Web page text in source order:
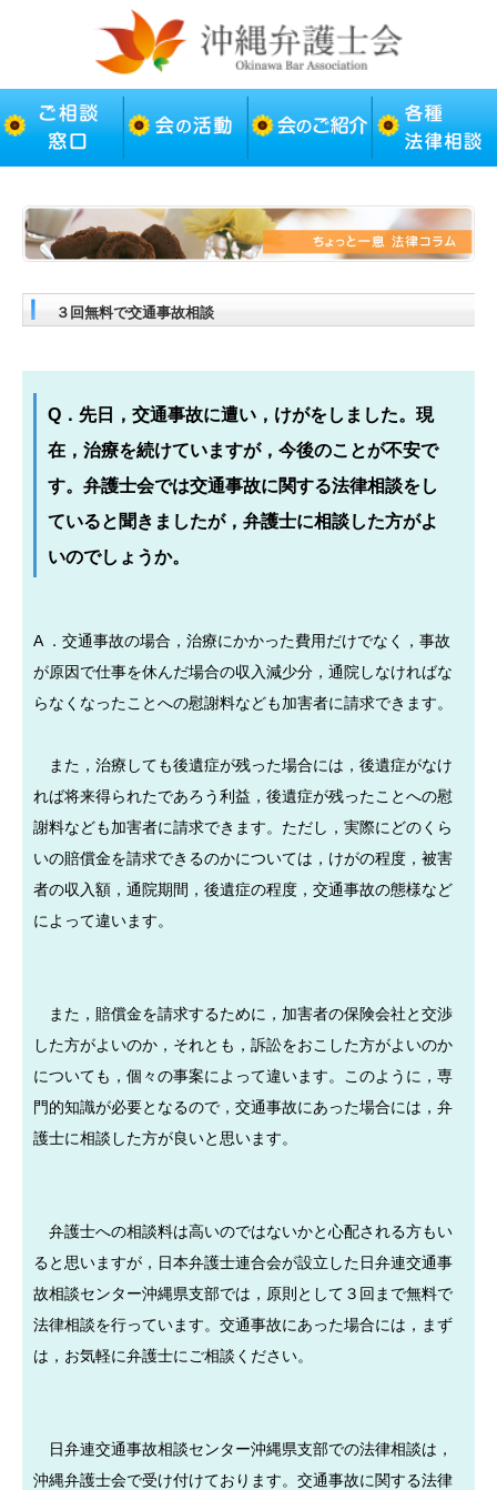
３回無料で交通事故相談
Q．先日，交通事故に遭い，けがをしました。現
在，治療を続けていますが，今後のことが不安で
す。弁護士会では交通事故に関する法律相談をし
ていると聞きましたが，弁護士に相談した方がよ
いのでしょうか。
A ．交通事故の場合，治療にかかった費用だけでなく，事故
が原因で仕事を休んだ場合の収入減少分，通院しなければな
らなくなったことへの慰謝料なども加害者に請求できます。
また，治療しても後遺症が残った場合には，後遺症がなけ
れば将来得られたであろう利益，後遺症が残ったことへの慰
謝料なども加害者に請求できます。ただし，実際にどのくら
いの賠償金を請求できるのかについては，けがの程度，被害
者の収入額，通院期間，後遺症の程度，交通事故の態様など
によって違います。
また，賠償金を請求するために，加害者の保険会社と交渉
した方がよいのか，それとも，訴訟をおこした方がよいのか
についても，個々の事案によって違います。このように，専
門的知識が必要となるので，交通事故にあった場合には，弁
護士に相談した方が良いと思います。
弁護士への相談料は高いのではないかと心配される方もい
ると思いますが，日本弁護士連合会が設立した日弁連交通事
故相談センター沖縄県支部では，原則として３回まで無料で
法律相談を行っています。交通事故にあった場合には，まず
は，お気軽に弁護士にご相談ください。
日弁連交通事故相談センター沖縄県支部での法律相談は，
沖縄弁護士会で受け付けております。交通事故に関する法律